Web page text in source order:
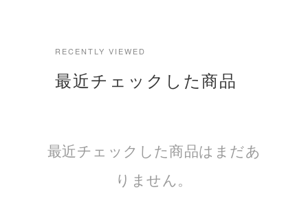
RECENTLY VIEWED
最近チェックした商品
最近チェックした商品はまだあ
りません。